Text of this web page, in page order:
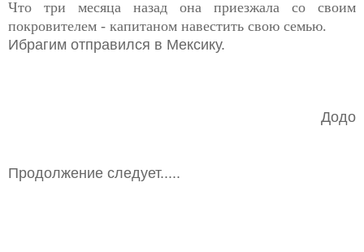
Что три месяца назад она приезжала со своим
покровителем - капитаном навестить свою семью.
Ибрагим отправился в Мексику.
Додо
Продолжение следует.....